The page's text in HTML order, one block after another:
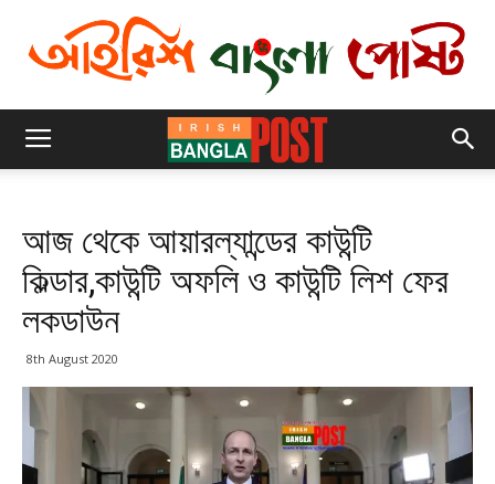
আজ থেকে আয়ারল্যান্ডের কাউন্টি
কিল্ডার,কাউন্টি অফলি ও কাউন্টি লিশ ফের
লকডাউন
8th August 2020